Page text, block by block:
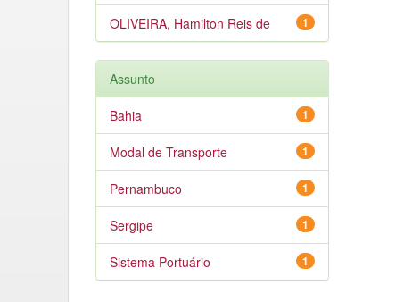
1
OLIVEIRA, Hamilton Reis de
Assunto
1
Bahia
1
Modal de Transporte
1
Pernambuco
1
Sergipe
1
Sistema Portuário